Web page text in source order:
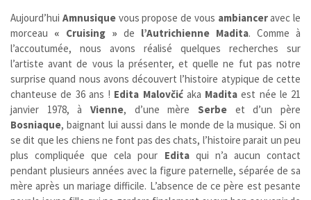
Aujourd’hui Amnusiquevous propose de vous ambianceravec le
morceau « Cruising » de l’Autrichienne Madita. Comme à
l’accoutumée, nous avons réalisé quelques recherches sur
l’artiste avant de vous la présenter, et quelle ne fut pas notre
surprise quand nous avons découvert l’histoire atypique de cette
chanteuse de 36 ans ! Edita Malovčićaka Madita est née le 21
janvier 1978, à Vienne, d’une mère Serbe et d’un père
Bosniaque, baignant lui aussi dans le monde de la musique. Si on
se dit que les chiens ne font pas des chats, l’histoire parait un peu
plus compliquée que cela pour Editaqui n’a aucun contact
pendant plusieurs années avec la figure paternelle, séparée de sa
mère après un mariage difficile. L’absence de ce père est pesante